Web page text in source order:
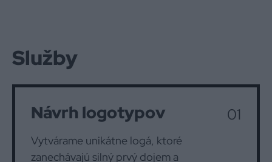
Služby
Návrh logotypov
Vytvárame unikátne logá, ktoré
zanechávajú silný prvý dojem a
01